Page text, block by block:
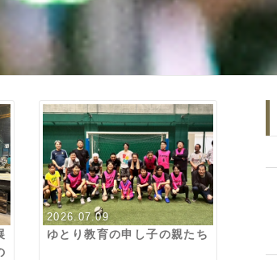
2026.07.09
ゆとり教育の申し子の親たち